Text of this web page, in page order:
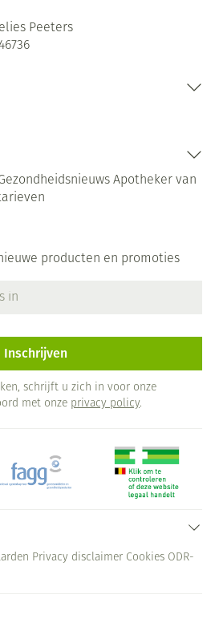
Peeters
Apotheker van
producten en promoties
Inschrijven
schrijft u zich in voor onze
met onze privacy policy.
Privacy disclaimer Cookies ODR-